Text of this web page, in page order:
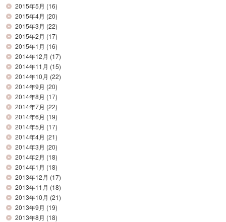
2015年5月 (16)
2015年4月 (20)
2015年3月 (22)
2015年2月 (17)
2015年1月 (16)
2014年12月 (17)
2014年11月 (15)
2014年10月 (22)
2014年9月 (20)
2014年8月 (17)
2014年7月 (22)
2014年6月 (19)
2014年5月 (17)
2014年4月 (21)
2014年3月 (20)
2014年2月 (18)
2014年1月 (18)
2013年12月 (17)
2013年11月 (18)
2013年10月 (21)
2013年9月 (19)
2013年8月 (18)